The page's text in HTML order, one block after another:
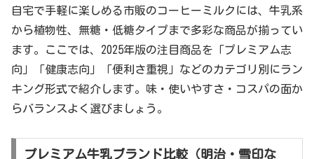
自宅で手軽に楽しめる市販のコーヒーミルクには、牛乳系
から植物性、無糖・低糖タイプまで多彩な商品が揃ってい
ます。ここでは、2025年版の注目商品を「プレミアム志
向」「健康志向」「便利さ重視」などのカテゴリ別にラン
キング形式で紹介します。味・使いやすさ・コスパの面か
らバランスよく選びましょう。
プレミアム牛乳ブランド比較（明治・雪印な